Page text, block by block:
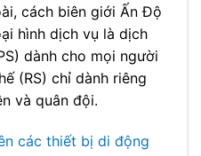
cách biên giới Ấn Độ
hình dịch vụ là dịch
dành cho mọi người
(RS) chỉ dành riêng
và quân đội.
các thiết bị di động